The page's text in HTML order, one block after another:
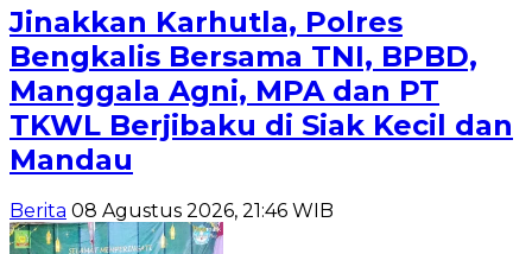
Jinakkan Karhutla, Polres
Bengkalis Bersama TNI, BPBD,
Manggala Agni, MPA dan PT
TKWL Berjibaku di Siak Kecil dan
Mandau
Berita 08 Agustus 2026, 21:46 WIB